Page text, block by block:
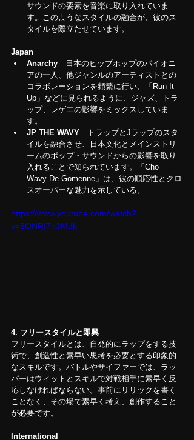
サウンドの要素を音楽に取り入れていま
す 。
このようなスタイルの融合が、彼のス
タイルを際立たせています。
Japan
Anarchy
日本のヒップホップのパイオニ
アの一人、他ジャンルのアーティストとの
コラボレーションを頻繁に行い、「Run It
Up」などに見られるように、ジャズ、トラ
ップ、レゲエの影響をミックスしていま
す。
JP THE WAVY
トラップとJラップのスタ
イルを融合させ、日本文化とメインストリ
ームのポップ・サウンドからの影響を取り
入れることで知られています。「Cho
Wavy De Gomenne」は、彼の順応性とクロ
スオーバーな魅力を示している。
https://www.youtube.com/watch?
v=6ONRf7h3Mdk
4. フリースタイルと即興
フリースタイルとは、自発的にラップをする技
術で、創造性と素早い思考を必要とする印象的
なスキルです。バトルやサイファーでは、ラッ
パーはウィットとスキルで対戦相手に素早く反
応しなければならない。事前にリリックを書く
ことなく、その場で素早く考え、創作すること
が必要です。
International